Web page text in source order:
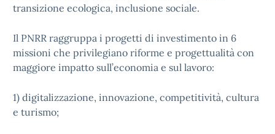
transizione ecologica, inclusione sociale.
Il PNRR raggruppa i progetti di investimento in 6
missioni che privilegiano riforme e progettualità con
maggiore impatto sull’economia e sul lavoro:
1) digitalizzazione, innovazione, competitività, cultura
e turismo;